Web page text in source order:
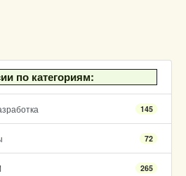
по категориям:
145
72
265